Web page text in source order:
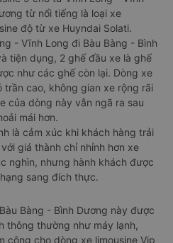
từ nổi tiếng là loại xe
độ từ xe Huyndai Solati.
- Vĩnh Long đi Bàu Bàng - Bình
tiện dụng, 2 ghế đầu xe là ghế
như các ghế còn lại. Dòng xe
trần cao, không gian xe rộng rãi
của dòng này vẫn ngã ra sau
mái hơn.
là cảm xúc khi khách hàng trải
giá thành chỉ nhỉnh hơn xe
nghìn, nhưng hành khách được
sang đích thực.
Bàng - Bình Dương này được
thông thường như máy lạnh,
cộng cho dòng xe limousine Vip